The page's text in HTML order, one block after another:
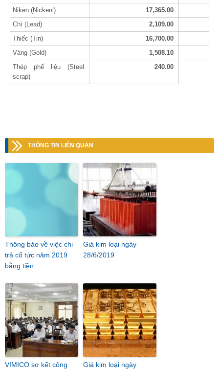
Niken (Nickenl)
17,365.00
Chì (Lead)
2,109.00
Thiếc (Tin)
16,700.00
Vàng (Gold)
1,508.10
Thép phế liệu (Steel
scrap)
240.00
THÔNG TIN LIÊN QUAN
Thông báo về việc chi
trả cổ tức năm 2019
bằng tiền
Giá kim loại ngày
28/6/2019
VIMICO sơ kết công
Giá kim loại ngày